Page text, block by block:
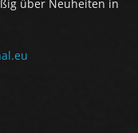
über Neuheiten in